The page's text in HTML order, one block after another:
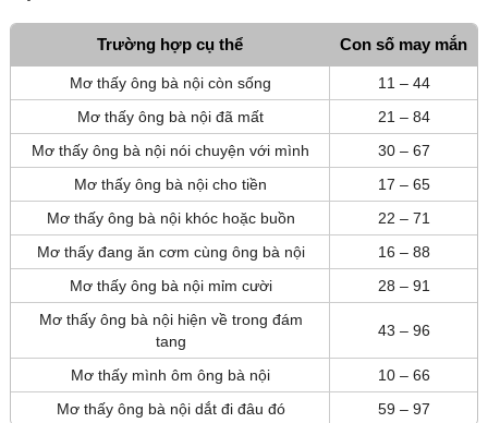
Trường hợp cụ thể Con số may mắn
Mơ thấy ông bà nội còn sống
11 – 44
Mơ thấy ông bà nội đã mất
21 – 84
Mơ thấy ông bà nội nói chuyện với mình
30 – 67
Mơ thấy ông bà nội cho tiền
17 – 65
Mơ thấy ông bà nội khóc hoặc buồn
22 – 71
Mơ thấy đang ăn cơm cùng ông bà nội
16 – 88
Mơ thấy ông bà nội mỉm cười
28 – 91
Mơ thấy ông bà nội hiện về trong đám
tang
43 – 96
Mơ thấy mình ôm ông bà nội
10 – 66
Mơ thấy ông bà nội dắt đi đâu đó
59 – 97